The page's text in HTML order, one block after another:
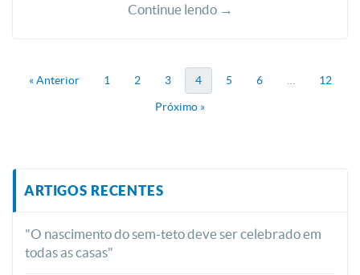
Continue lendo →
« Anterior 1 2 3 4 5 6 12
Próximo »
ARTIGOS RECENTES
"O nascimento do sem-teto deve ser celebrado em
todas as casas"